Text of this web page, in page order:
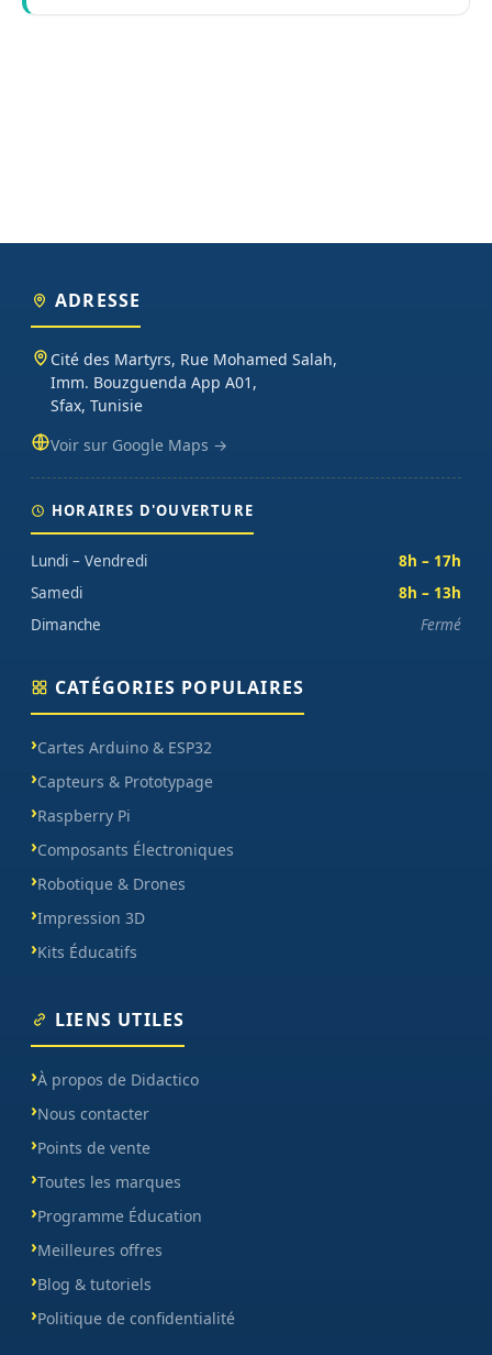
ADRESSE
Cité des Martyrs, Rue Mohamed Salah,
Imm. Bouzguenda App A01,
Sfax, Tunisie
Voir sur Google Maps →
HORAIRES D'OUVERTURE
Lundi – Vendredi
8h – 17h
Samedi
8h – 13h
Dimanche
Fermé
CATÉGORIES POPULAIRES
Cartes Arduino & ESP32
Capteurs & Prototypage
Raspberry Pi
Composants Électroniques
Robotique & Drones
Impression 3D
Kits Éducatifs
LIENS UTILES
À propos de Didactico
Nous contacter
Points de vente
Toutes les marques
Programme Éducation
Meilleures offres
Blog & tutoriels
Politique de confidentialité